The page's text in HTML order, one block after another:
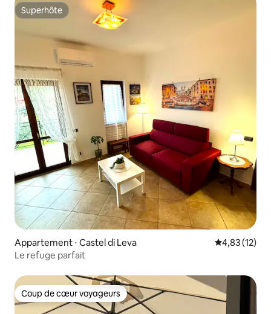
Superhôte
Superhôte
Appartement ⋅ Castel di Leva Évaluation
4,83 (12)
Le refuge parfait
Coup de cœur voyageurs
Coup de cœur voyageurs